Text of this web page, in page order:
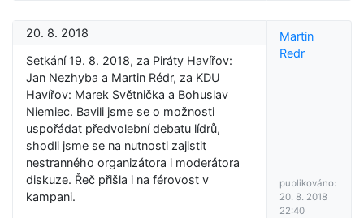
20. 8. 2018
Setkání 19. 8. 2018, za Piráty Havířov:
Jan Nezhyba a Martin Rédr, za KDU
Havířov: Marek Světnička a Bohuslav
Niemiec. Bavili jsme se o možnosti
uspořádat předvolební debatu lídrů,
shodli jsme se na nutnosti zajistit
nestranného organizátora i moderátora
diskuze. Řeč přišla i na férovost v
kampani.
Martin
Redr
publikováno:
20. 8. 2018
22:40